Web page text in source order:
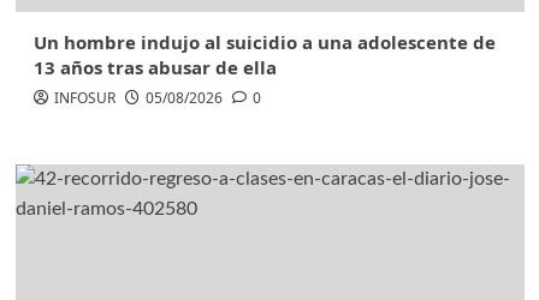
Un hombre indujo al suicidio a una adolescente de
13 años tras abusar de ella
INFOSUR 05/08/2026 0